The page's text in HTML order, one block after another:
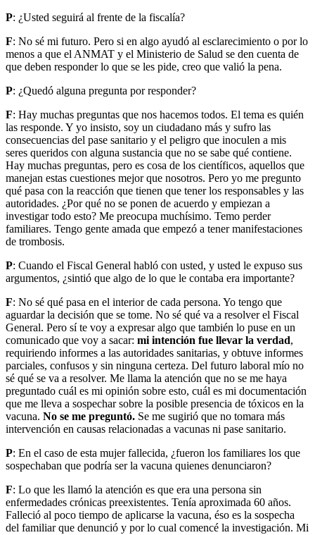
P: ¿Usted seguirá al frente de la fiscalía?
F: No sé mi futuro. Pero si en algo ayudó al esclarecimiento o por lo
menos a que el ANMAT y el Ministerio de Salud se den cuenta de
que deben responder lo que se les pide, creo que valió la pena.
P: ¿Quedó alguna pregunta por responder?
F: Hay muchas preguntas que nos hacemos todos. El tema es quién
las responde. Y yo insisto, soy un ciudadano más y sufro las
consecuencias del pase sanitario y el peligro que inoculen a mis
seres queridos con alguna sustancia que no se sabe qué contiene.
Hay muchas preguntas, pero es cosa de los científicos, aquellos que
manejan estas cuestiones mejor que nosotros. Pero yo me pregunto
qué pasa con la reacción que tienen que tener los responsables y las
autoridades. ¿Por qué no se ponen de acuerdo y empiezan a
investigar todo esto? Me preocupa muchísimo. Temo perder
familiares. Tengo gente amada que empezó a tener manifestaciones
de trombosis.
P: Cuando el Fiscal General habló con usted, y usted le expuso sus
argumentos, ¿sintió que algo de lo que le contaba era importante?
F: No sé qué pasa en el interior de cada persona. Yo tengo que
aguardar la decisión que se tome. No sé qué va a resolver el Fiscal
General. Pero sí te voy a expresar algo que también lo puse en un
comunicado que voy a sacar: mi intención fue llevar la verdad,
requiriendo informes a las autoridades sanitarias, y obtuve informes
parciales, confusos y sin ninguna certeza. Del futuro laboral mío no
sé qué se va a resolver. Me llama la atención que no se me haya
preguntado cuál es mi opinión sobre esto, cuál es mi documentación
que me lleva a sospechar sobre la posible presencia de tóxicos en la
vacuna. No se me preguntó. Se me sugirió que no tomara más
intervención en causas relacionadas a vacunas ni pase sanitario.
P: En el caso de esta mujer fallecida, ¿fueron los familiares los que
sospechaban que podría ser la vacuna quienes denunciaron?
F: Lo que les llamó la atención es que era una persona sin
enfermedades crónicas preexistentes. Tenía aproximada 60 años.
Falleció al poco tiempo de aplicarse la vacuna, éso es la sospecha
del familiar que denunció y por lo cual comencé la investigación. Mi